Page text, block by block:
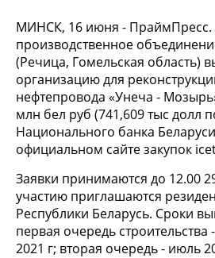
МИНСК, 16 июня - ПраймПресс.
производственное
(Речица, Гомельская область)
организацию для
нефтепровода «Унеча -
млн бел руб (741,609 тыс долл
Национального банка
официальном сайте закупок
Заявки принимаются до 12.00
участию приглашаются
Республики Беларусь. Сроки
первая очередь строительства
2021 г; вторая очередь - июль